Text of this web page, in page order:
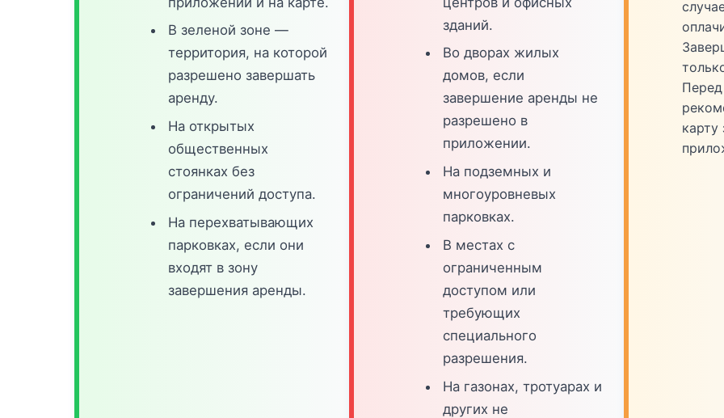
В зеленой зоне —
территория, на которой
разрешено завершать
аренду.
На открытых
общественных
стоянках без
ограничений доступа.
На перехватывающих
парковках, если они
входят в зону
завершения аренды.
зданий.
Во дворах жилых
домов, если
завершение аренды не
разрешено в
приложении.
На подземных и
многоуровневых
парковках.
В местах с
ограниченным
доступом или
требующих
специального
разрешения.
На газонах, тротуарах и
других не
карту